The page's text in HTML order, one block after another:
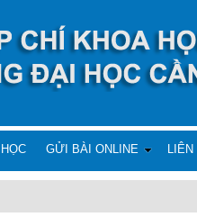
GỬI BÀI ONLINE